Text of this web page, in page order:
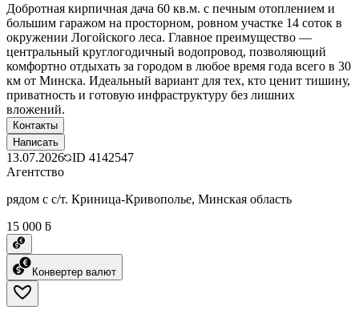
Добротная кирпичная дача 60 кв.м. с печным отоплением и
большим гаражом на просторном, ровном участке 14 соток в
окружении Логойского леса. Главное преимущество —
центральный круглогодичный водопровод, позволяющий
комфортно отдыхать за городом в любое время года всего в 30
км от Минска. Идеальный вариант для тех, кто ценит тишину,
приватность и готовую инфраструктуру без лишних
вложений.
Контакты
Написать
13.07.2026 ID 4142547
Агентство
рядом с с/т. Криница-Кривополье, Минская область
15 000 ƃ
Конвертер валют